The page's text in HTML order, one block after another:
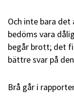
Och inte bara
bedöms vara
begår brott; det
bättre svar på
Brå går i